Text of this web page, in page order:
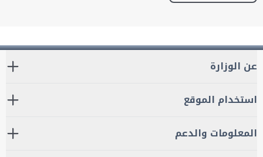
عن الوزارة
استخدام الموقع
المعلومات والدعم